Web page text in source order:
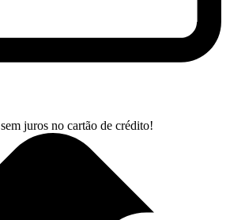
sem juros no cartão de crédito!